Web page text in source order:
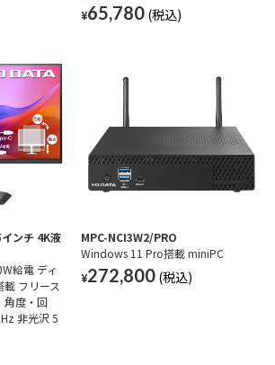
¥65,780
ンチ 4K液
給電 ディ
フリース
角度・回
非光沢 5
MPC-NCI3W2/PRO
Windows 11 Pro搭載 miniPC
¥272,800